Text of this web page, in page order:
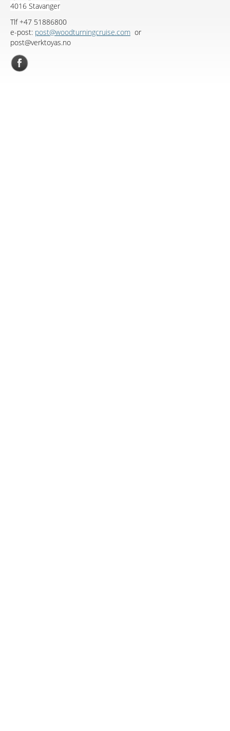
4016 Stavanger
Tlf +47 51886800
e-post: post@woodturningcruise.com or
post@verktoyas.no